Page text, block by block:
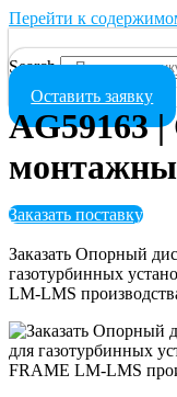
Перейти к
Search
Оставить заявку
AG59163
Заказать поставку
Заказать Опорный
газотурбинных
LM-LMS